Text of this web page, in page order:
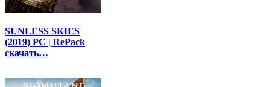
SUNLESS SKIES
(2019) PC | RePack
скачать…